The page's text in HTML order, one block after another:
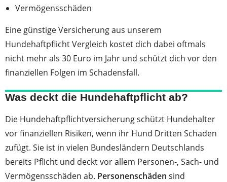
Vermögensschäden
Eine günstige Versicherung aus unserem
Hundehaftpflicht Vergleich kostet dich dabei oftmals
nicht mehr als 30 Euro im Jahr und schützt dich vor den
finanziellen Folgen im Schadensfall.
Was deckt die Hundehaftpflicht ab?
Die Hundehaftpflichtversicherung schützt Hundehalter
vor finanziellen Risiken, wenn ihr Hund Dritten Schaden
zufügt. Sie ist in vielen Bundesländern Deutschlands
bereits Pflicht und deckt vor allem Personen-, Sach- und
Vermögensschäden ab. Personenschäden sind